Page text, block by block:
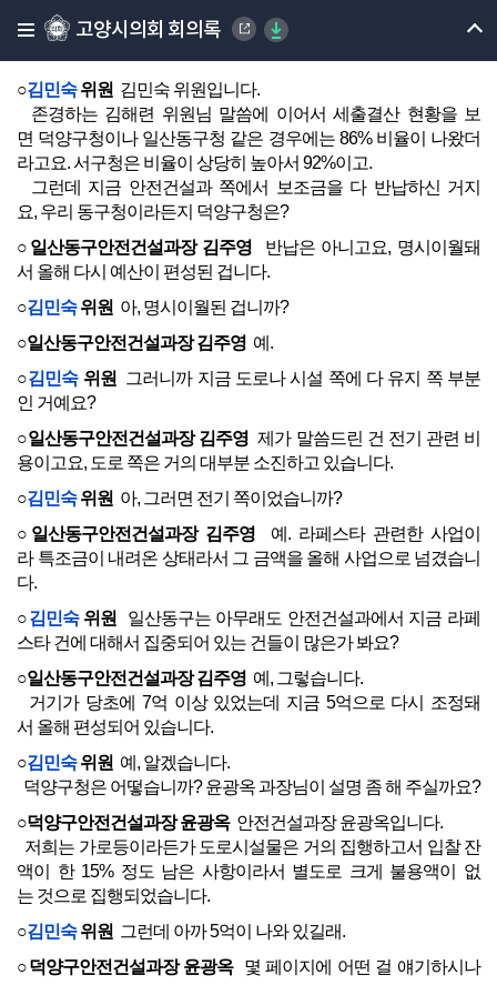
고양시의회 회의록
○위원장김미경 김해련 위원님 수고하셨습니다.
○김민숙위원 김민숙 위원입니다.
존경하는 김해련 위원님 말씀에 이어서 세출결산 현황을 보
면 덕양구청이나 일산동구청 같은 경우에는 86% 비율이 나왔더
라고요. 서구청은 비율이 상당히 높아서 92%이고.
그런데 지금 안전건설과 쪽에서 보조금을 다 반납하신 거지
요, 우리 동구청이라든지 덕양구청은?
○일산동구안전건설과장 김주영 반납은 아니고요, 명시이월돼
서 올해 다시 예산이 편성된 겁니다.
○김민숙위원 아, 명시이월된 겁니까?
○일산동구안전건설과장 김주영 예.
○김민숙위원 그러니까 지금 도로나 시설 쪽에 다 유지 쪽 부분
인 거예요?
○일산동구안전건설과장 김주영 제가 말씀드린 건 전기 관련 비
용이고요, 도로 쪽은 거의 대부분 소진하고 있습니다.
○김민숙위원 아, 그러면 전기 쪽이었습니까?
○일산동구안전건설과장 김주영 예. 라페스타 관련한 사업이
라 특조금이 내려온 상태라서 그 금액을 올해 사업으로 넘겼습니
다.
○김민숙위원
일산동구는 아무래도 안전건설과에서 지금 라페
스타 건에 대해서 집중되어 있는 건들이 많은가 봐요?
○일산동구안전건설과장 김주영 예, 그렇습니다.
거기가 당초에 7억 이상 있었는데 지금 5억으로 다시 조정돼
서 올해 편성되어 있습니다.
○김민숙위원 예, 알겠습니다.
덕양구청은 어떻습니까? 윤광옥 과장님이 설명 좀 해 주실까요?
○덕양구안전건설과장 윤광옥안전건설과장 윤광옥입니다.
저희는 가로등이라든가 도로시설물은 거의 집행하고서 입찰 잔
액이 한 15% 정도 남은 사항이라서 별도로 크게 불용액이 없
는 것으로 집행되었습니다.
○김민숙위원 그런데 아까 5억이 나와 있길래.
○덕양구안전건설과장 윤광옥몇 페이지에 어떤 걸 얘기하시나